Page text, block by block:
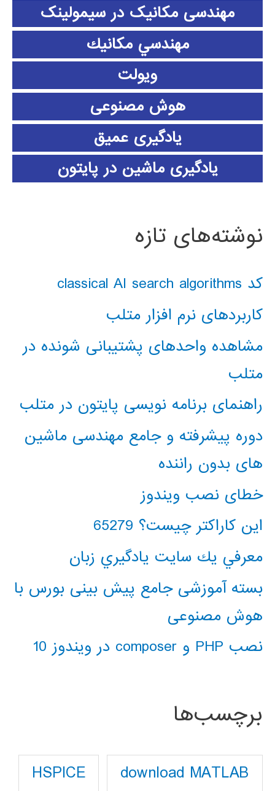
مهندسی مکانیک در سیمولینک
مهندسي مكانيك
ویولت
هوش مصنوعی
یادگیری عمیق
یادگیری ماشین در پایتون
نوشته‌های تازه
کد classical AI search algorithms
کاربردهای نرم افزار متلب
مشاهده واحدهای پشتیبانی شونده در
متلب
راهنمای برنامه نویسی پایتون در متلب
دوره پیشرفته و جامع مهندسی ماشین
های بدون راننده
خطای نصب ویندوز
این کاراکتر چیست؟ 65279
معرفي يك سايت يادگيري زبان
بسته آموزشی جامع پیش بینی بورس با
هوش مصنوعی
نصب PHP و composer در ویندوز 10
برچسب‌ها
download MATLAB
HSPICE